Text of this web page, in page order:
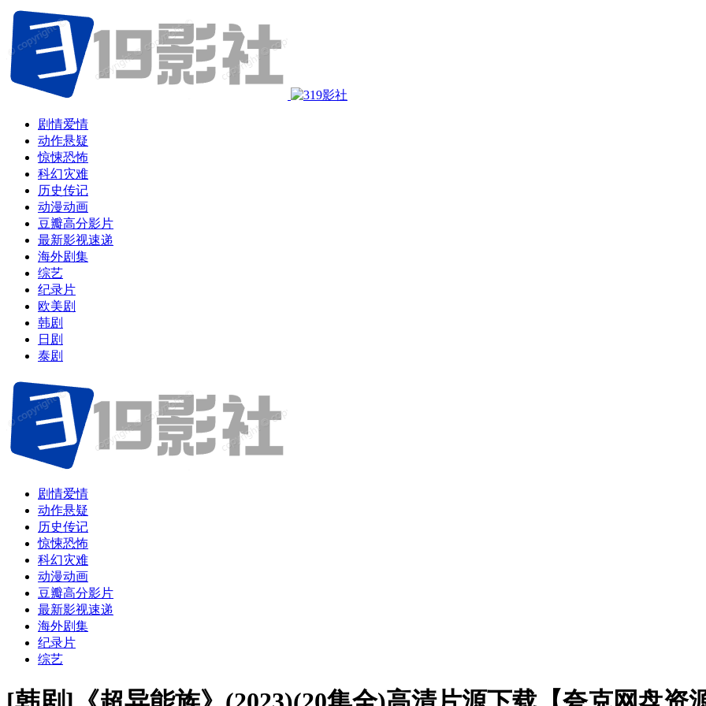
剧情爱情
动作悬疑
惊悚恐怖
科幻灾难
历史传记
动漫动画
豆瓣高分影片
最新影视速递
海外剧集
综艺
纪录片
欧美剧
韩剧
日剧
泰剧
剧情爱情
动作悬疑
历史传记
惊悚恐怖
科幻灾难
动漫动画
豆瓣高分影片
最新影视速递
海外剧集
纪录片
综艺